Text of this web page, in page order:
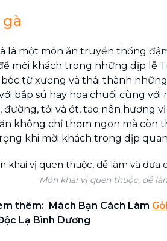
gà
là một món ăn truyền thống
mời khách trong những dịp lễ
từ xương và thái thành
bắp sú hay hoa chuối cùng với
đường, tỏi và ớt, tạo nên hương
không chỉ thơm ngon mà còn
khi mời khách trong dịp
Món khai vị quen thuộc, dễ
thêm: Mách Bạn Cách Làm
Lạ Bình Dương